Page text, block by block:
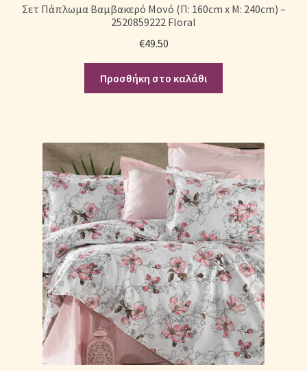
Σετ Πάπλωμα Βαμβακερό Μονό (Π: 160cm x Μ: 240cm) –
2520859222 Floral
€49.50
Προσθήκη στο καλάθι